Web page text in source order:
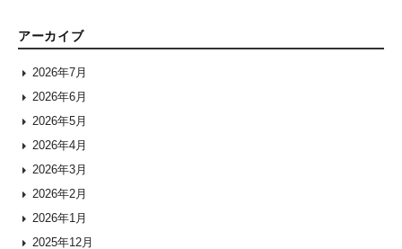
アーカイブ
2026年7月
2026年6月
2026年5月
2026年4月
2026年3月
2026年2月
2026年1月
2025年12月